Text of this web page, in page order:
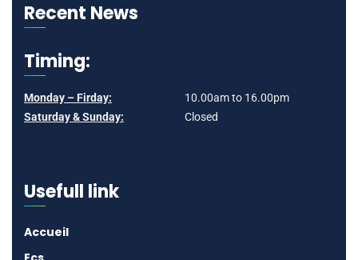
Recent News
Timing:
Monday – Firday:
Saturday & Sunday:
10.00am to 16.00pm
Closed
Usefull link
Accueil